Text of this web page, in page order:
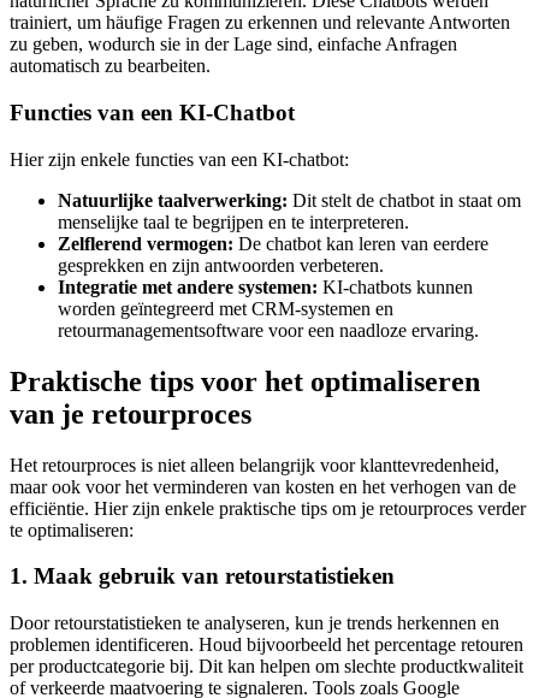
trainiert, um häufige Fragen zu erkennen und relevante Antworten
zu geben, wodurch sie in der Lage sind, einfache Anfragen
automatisch zu bearbeiten.
Functies van een KI-Chatbot
Hier zijn enkele functies van een KI-chatbot:
Natuurlijke taalverwerking: Dit stelt de chatbot in staat om
menselijke taal te begrijpen en te interpreteren.
Zelflerend vermogen: De chatbot kan leren van eerdere
gesprekken en zijn antwoorden verbeteren.
Integratie met andere systemen: KI-chatbots kunnen
worden geïntegreerd met CRM-systemen en
retourmanagementsoftware voor een naadloze ervaring.
Praktische tips voor het optimaliseren
van je retourproces
Het retourproces is niet alleen belangrijk voor klanttevredenheid,
maar ook voor het verminderen van kosten en het verhogen van de
efficiëntie. Hier zijn enkele praktische tips om je retourproces verder
te optimaliseren:
1. Maak gebruik van retourstatistieken
Door retourstatistieken te analyseren, kun je trends herkennen en
problemen identificeren. Houd bijvoorbeeld het percentage retouren
per productcategorie bij. Dit kan helpen om slechte productkwaliteit
of verkeerde maatvoering te signaleren. Tools zoals Google